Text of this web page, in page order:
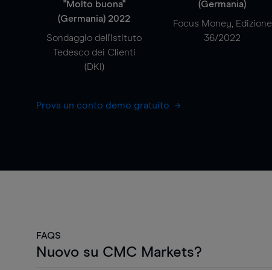
"Molto buona"
(Germania) 2022
Sondaggio dell'Istituto
Tedesco dei Clienti
(DKI)
(Germania)
Focus Money, Edizione
36/2022
Prova un conto demo gratuito
FAQS
Nuovo su CMC Markets?